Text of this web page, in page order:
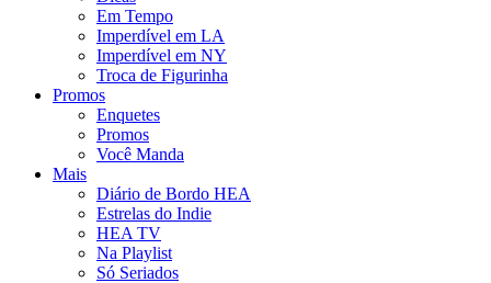
Em Tempo
Imperdível em LA
Imperdível em NY
Troca de Figurinha
Promos
Enquetes
Promos
Você Manda
Mais
Diário de Bordo HEA
Estrelas do Indie
HEA TV
Na Playlist
Só Seriados